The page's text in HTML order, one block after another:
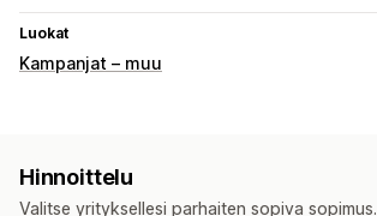
Luokat
Kampanjat – muu
Hinnoittelu
Valitse yrityksellesi parhaiten sopiva sopimus.